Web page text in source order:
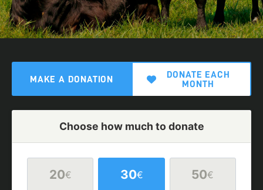
MAKE A DONATION
DONATE EACH
MONTH
Choose how much to donate
20€ 30€ 50€